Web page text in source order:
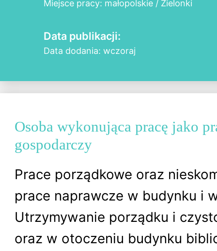
Miejsce pracy: małopolskie / Zielonki
Data publikacji:
Data dodania: wczoraj
Osoba wykonująca pracę jako
gospodarczy
Prace porządkowe oraz
prace naprawcze w budynku i
Utrzymywanie porządku i
oraz w otoczeniu budynku